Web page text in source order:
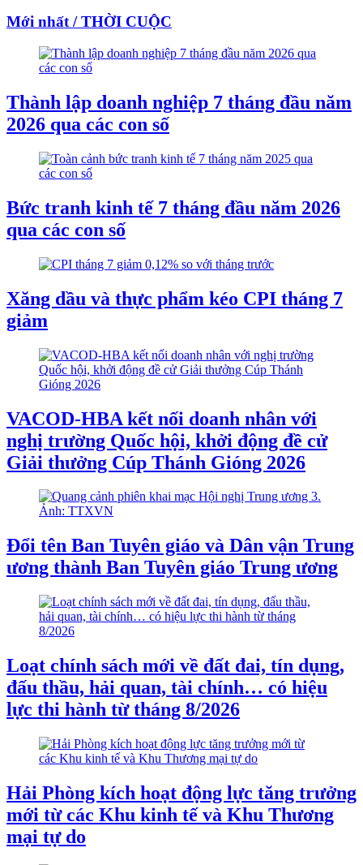
Mới nhất / THỜI CUỘC
Thành lập doanh nghiệp 7 tháng đầu năm
2026 qua các con số
Bức tranh kinh tế 7 tháng đầu năm 2026
qua các con số
Xăng dầu và thực phẩm kéo CPI tháng 7
giảm
VACOD-HBA kết nối doanh nhân với
nghị trường Quốc hội, khởi động đề cử
Giải thưởng Cúp Thánh Gióng 2026
Đổi tên Ban Tuyên giáo và Dân vận Trung
ương thành Ban Tuyên giáo Trung ương
Loạt chính sách mới về đất đai, tín dụng,
đấu thầu, hải quan, tài chính… có hiệu
lực thi hành từ tháng 8/2026
Hải Phòng kích hoạt động lực tăng trưởng
mới từ các Khu kinh tế và Khu Thương
mại tự do